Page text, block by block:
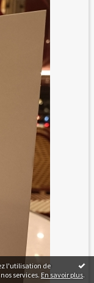
l'utilisation de
services. En savoir plus.